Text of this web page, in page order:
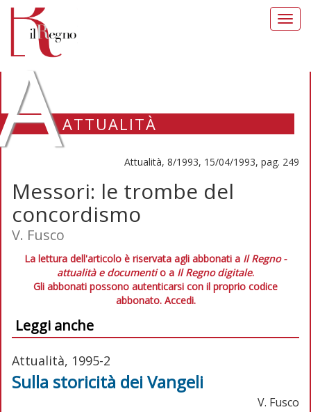
ATTUALITÀ
Attualità, 8/1993, 15/04/1993, pag. 249
Messori: le trombe del
concordismo
V. Fusco
La lettura dell'articolo è riservata agli abbonati a Il Regno -
attualità e documentio a Il Regno digitale.
Gli abbonati possono autenticarsi con il proprio codice
abbonato. Accedi.
Leggi anche
Attualità, 1995-2
Sulla storicità dei Vangeli
V. Fusco